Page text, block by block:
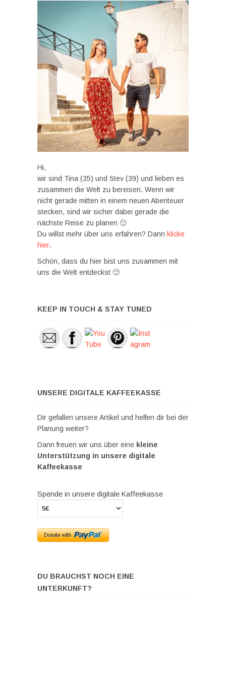
Hi,
wir sind Tina (35) und Stev (39) und lieben es
zusammen die Welt zu bereisen. Wenn wir
nicht gerade mitten in einem neuen Abenteuer
stecken, sind wir sicher dabei gerade die
nächste Reise zu planen 🙂
Du willst mehr über uns erfahren? Dann klicke
hier.
Schön, dass du hier bist uns zusammen mit
uns die Welt entdeckst 🙂
KEEP IN TOUCH & STAY TUNED
UNSERE DIGITALE KAFFEEKASSE
Dir gefallen unsere Artikel und helfen dir bei der
Planung weiter?
Dann freuen wir uns über eine kleine
Unterstützung in unsere digitale
Kaffeekasse
Spende in unsere digitale Kaffeekasse
DU BRAUCHST NOCH EINE
UNTERKUNFT?